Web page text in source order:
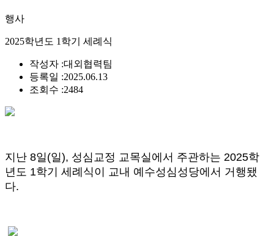
행사
2025학년도 1학기 세례식
작성자 :대외협력팀
등록일 :2025.06.13
조회수 :2484
지난 8일(일), 성심교정 교목실에서 주관하는 2025학
년도 1학기 세례식이 교내 예수성심성당에서 거행됐
다.